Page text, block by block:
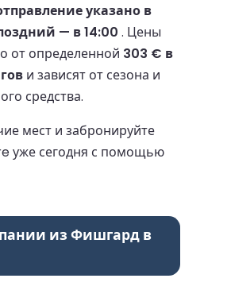
указано в
— в 14:00 . Цены
от определенной 303 € в
и зависят от сезона и
средства.
мест и забронируйте
уже сегодня с помощью
из Фишгард в